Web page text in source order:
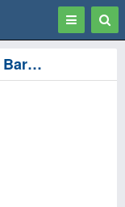
Toggle
Wencop BV Hoveniersbedrijf 't - Barneveld